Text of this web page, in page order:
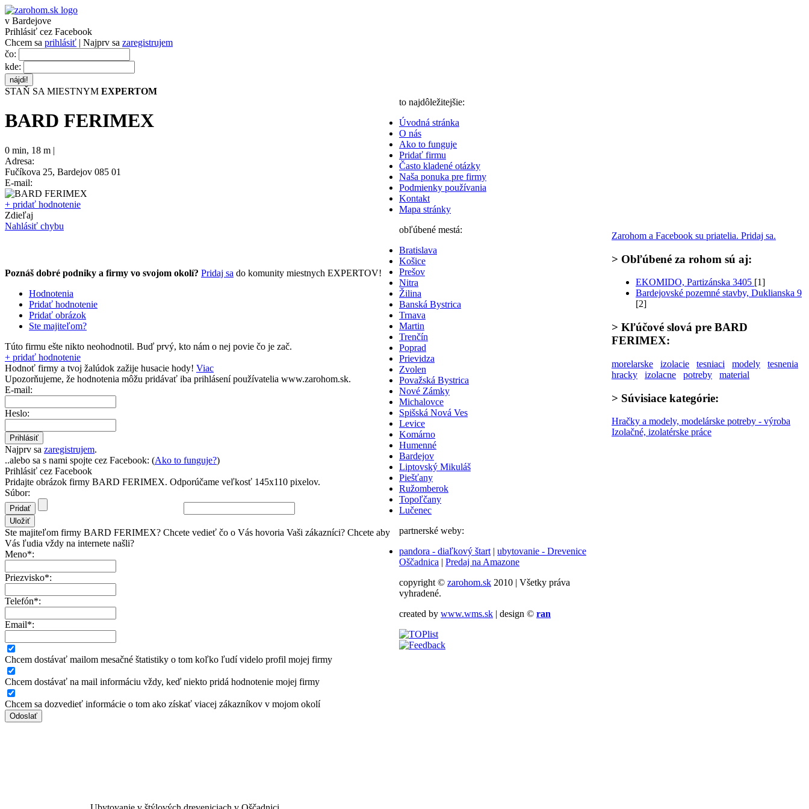
v Bardejove
Prihlásiť cez Facebook
Chcem sa prihlásiť | Najprv sa zaregistrujem
čo:
kde:
STAŇ SA MIESTNYM EXPERTOM
BARD FERIMEX
0 min, 18 m |
Adresa:
Fučíkova 25, Bardejov 085 01
E-mail:
+ pridať hodnotenie
Zdieľaj
Nahlásiť chybu
Poznáš dobré podniky a firmy vo svojom okolí? Pridaj sa do komunity miestnych EXPERTOV!
Hodnotenia
Pridať hodnotenie
Pridať obrázok
Ste majiteľom?
Túto firmu ešte nikto neohodnotil. Buď prvý, kto nám o nej povie čo je zač.
+ pridať hodnotenie
Hodnoť firmy a tvoj žalúdok zažije husacie hody! Viac
Upozorňujeme, že hodnotenia môžu pridávať iba prihlásení používatelia www.zarohom.sk.
E-mail:
Heslo:
Najprv sa zaregistrujem.
..alebo sa s nami spojte cez Facebook: (Ako to funguje?)
Prihlásiť cez Facebook
Pridajte obrázok firmy BARD FERIMEX. Odporúčame veľkosť 145x110 pixelov.
Súbor:
Ste majiteľom firmy BARD FERIMEX? Chcete vedieť čo o Vás hovoria Vaši zákazníci? Chcete aby
Vás ľudia vždy na internete našli?
Meno*:
Priezvisko*:
Telefón*:
Email*:
Chcem dostávať mailom mesačné štatistiky o tom koľko ľudí videlo profil mojej firmy
Chcem dostávať na mail informáciu vždy, keď niekto pridá hodnotenie mojej firmy
Chcem sa dozvedieť informácie o tom ako získať viacej zákazníkov v mojom okolí
Zarohom a Facebook su priatelia. Pridaj sa.
> Obľúbené za rohom sú aj:
EKOMIDO, Partizánska 3405 [1]
Bardejovské pozemné stavby, Duklianska 9
[2]
> Kľúčové slová pre BARD
FERIMEX:
morelarske izolacie tesniaci modely
tesnenia
hracky
izolacne potreby material
> Súvisiace kategórie:
Hračky a modely, modelárske potreby - výroba
Izolačné, izolatérske práce
to najdôležitejšie:
Úvodná stránka
O nás
Ako to funguje
Pridať firmu
Často kladené otázky
Naša ponuka pre firmy
Podmienky používania
Kontakt
Mapa stránky
obľúbené mestá:
Bratislava
Košice
Prešov
Nitra
Žilina
Banská Bystrica
Trnava
Martin
Trenčín
Poprad
Prievidza
Zvolen
Považská Bystrica
Nové Zámky
Michalovce
Spišská Nová Ves
Levice
Komárno
Humenné
Bardejov
Liptovský Mikuláš
Piešťany
Ružomberok
Topoľčany
Lučenec
partnerské weby:
pandora - diaľkový štart | ubytovanie - Drevenice
Oščadnica | Predaj na Amazone
copyright © zarohom.sk 2010 | Všetky práva
vyhradené.
created by www.wms.sk | design © ran